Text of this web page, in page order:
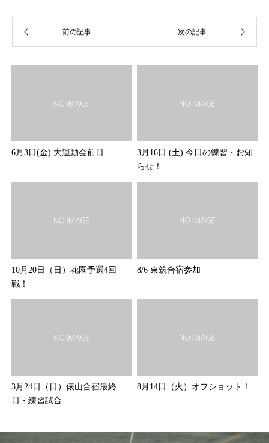
6月3日(金) 大運動会前日
3月16日 (土) 今日の練習・お知
らせ！
10月20日（日）花園予選4回
戦！
8/6 東筑合宿参加
3月24日（日）俵山合宿最終
日・練習試合
8月14日（火）オフショット！